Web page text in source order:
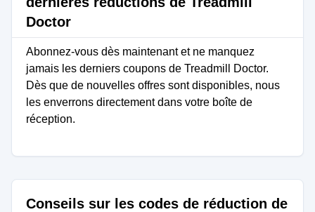
Doctor
Abonnez-vous dès maintenant et ne manquez
jamais les derniers coupons de Treadmill Doctor.
Dès que de nouvelles offres sont disponibles, nous
les enverrons directement dans votre boîte de
réception.
Conseils sur les codes de réduction de